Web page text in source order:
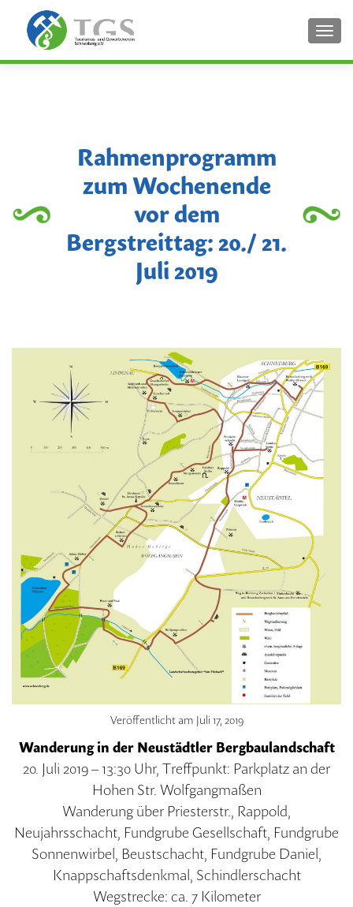
Rahmenprogramm
zum Wochenende
vor dem
Bergstreittag: 20./ 21.
Juli 2019
Veröffentlicht am Juli 17, 2019
Wanderung in der Neustädtler Bergbaulandschaft
20. Juli 2019 – 13:30 Uhr, Treffpunkt: Parkplatz an der
Hohen Str. Wolfgangmaßen
Wanderung über Priesterstr., Rappold,
Neujahrsschacht, Fundgrube Gesellschaft, Fundgrube
Sonnenwirbel, Beustschacht, Fundgrube Daniel,
Knappschaftsdenkmal, Schindlerschacht
Wegstrecke: ca. 7 Kilometer